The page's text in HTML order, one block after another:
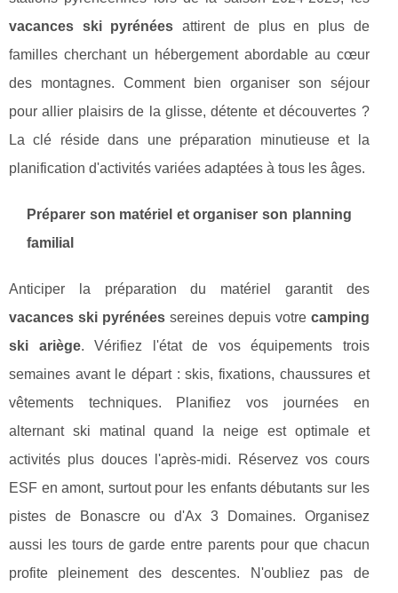
vacances ski pyrénées attirent de plus en plus de
familles cherchant un hébergement abordable au cœur
des montagnes. Comment bien organiser son séjour
pour allier plaisirs de la glisse, détente et découvertes ?
La clé réside dans une préparation minutieuse et la
planification d'activités variées adaptées à tous les âges.
Préparer son matériel et organiser son planning
familial
Anticiper la préparation du matériel garantit des
vacances ski pyrénéessereines depuis votre camping
ski ariège. Vérifiez l'état de vos équipements trois
semaines avant le départ : skis, fixations, chaussures et
vêtements techniques. Planifiez vos journées en
alternant ski matinal quand la neige est optimale et
activités plus douces l'après-midi. Réservez vos cours
ESF en amont, surtout pour les enfants débutants sur les
pistes de Bonascre ou d'Ax 3 Domaines. Organisez
aussi les tours de garde entre parents pour que chacun
profite pleinement des descentes. N'oubliez pas de